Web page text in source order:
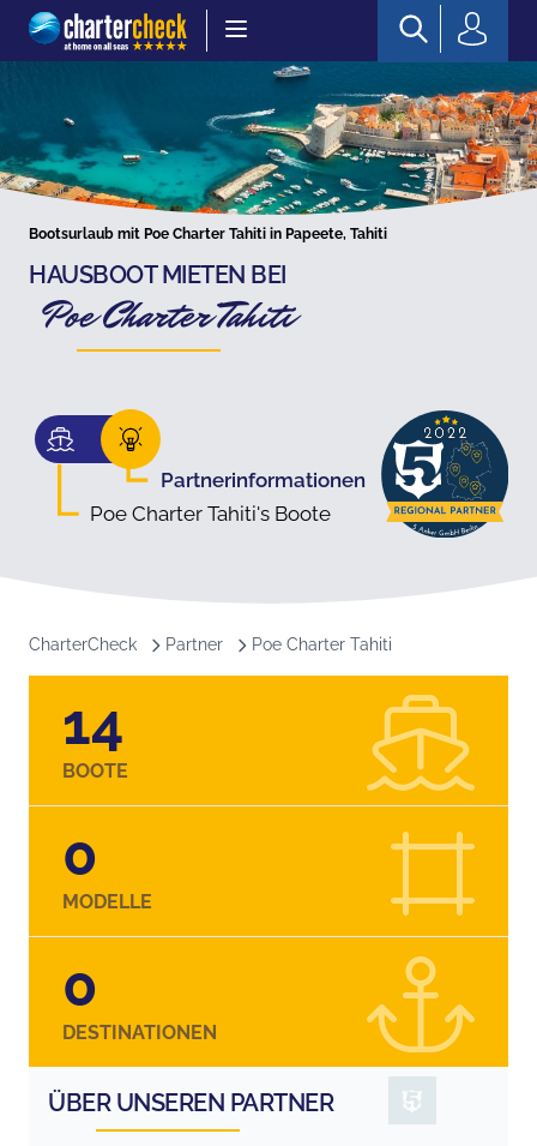
Chartercheck
Bootsurlaub mit Poe Charter Tahiti in Papeete, Tahiti
HAUSBOOT MIETEN BEI
Poe Charter Tahiti
Partnerinformationen
Poe Charter Tahiti's Boote
CharterCheck Partner Poe Charter Tahiti
14
BOOTE
0
MODELLE
0
DESTINATIONEN
ÜBER UNSEREN PARTNER